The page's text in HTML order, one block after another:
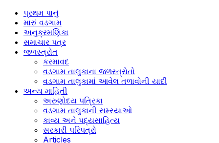
પ્રથમ પાનું
મારું વડગામ
અનુક્રમણિકા
સમાચાર પત્ર
જળસ્ત્રોત
કરમાવદ
વડગામ તાલુકાના જળસ્ત્રોતો
વડગામ તાલુકામાં આવેલ તળાવોની યાદી
અન્ય માહિતી
અરુણોદય પત્રિકા
વડગામ તાલુકાની સમ્સ્યાઓ
કાવ્ય અને પદ્યસાહિત્ય
સરકારી પરિપત્રો
Articles